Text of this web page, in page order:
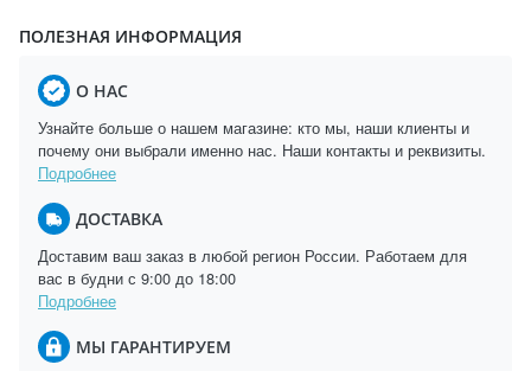
ПОЛЕЗНАЯ ИНФОРМАЦИЯ
О НАС
Узнайте больше о нашем магазине: кто мы, наши клиенты и
почему они выбрали именно нас. Наши контакты и реквизиты.
Подробнее
ДОСТАВКА
Доставим ваш заказ в любой регион России. Работаем для
вас в будни с 9:00 до 18:00
Подробнее
МЫ ГАРАНТИРУЕМ